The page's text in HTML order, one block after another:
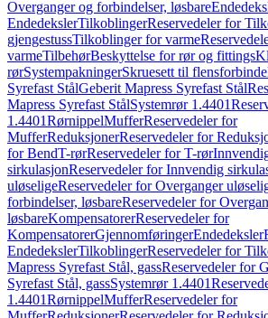
Overganger og forbindelser, løsbare
EndedekslerTilkoblingerReservedeler for
gjengestussTilkoblinger for varme
varmeTilbehørBeskyttelse for rør og fittings
rørSystempakningerSkruesett til
Syrefast StålGeberit Mapress Syrefast Stål
Mapress Syrefast StålSystemrør 1.4401
1.4401RørnippelMufferReservedeler for
MufferReduksjonerReservedeler for
for BendT-rørReservedeler for T-rør
sirkulasjonReservedeler for Innvendig
uløseligeReservedeler for Overganger
forbindelser, løsbareReservedeler for
løsbareKompensatorerReservedeler for
KompensatorerGjennomføringerEndedeksler
EndedekslerTilkoblingerReservedeler for
Mapress Syrefast Stål, gassReservedeler for
Syrefast Stål, gassSystemrør 1.4401
1.4401RørnippelMufferReservedeler for